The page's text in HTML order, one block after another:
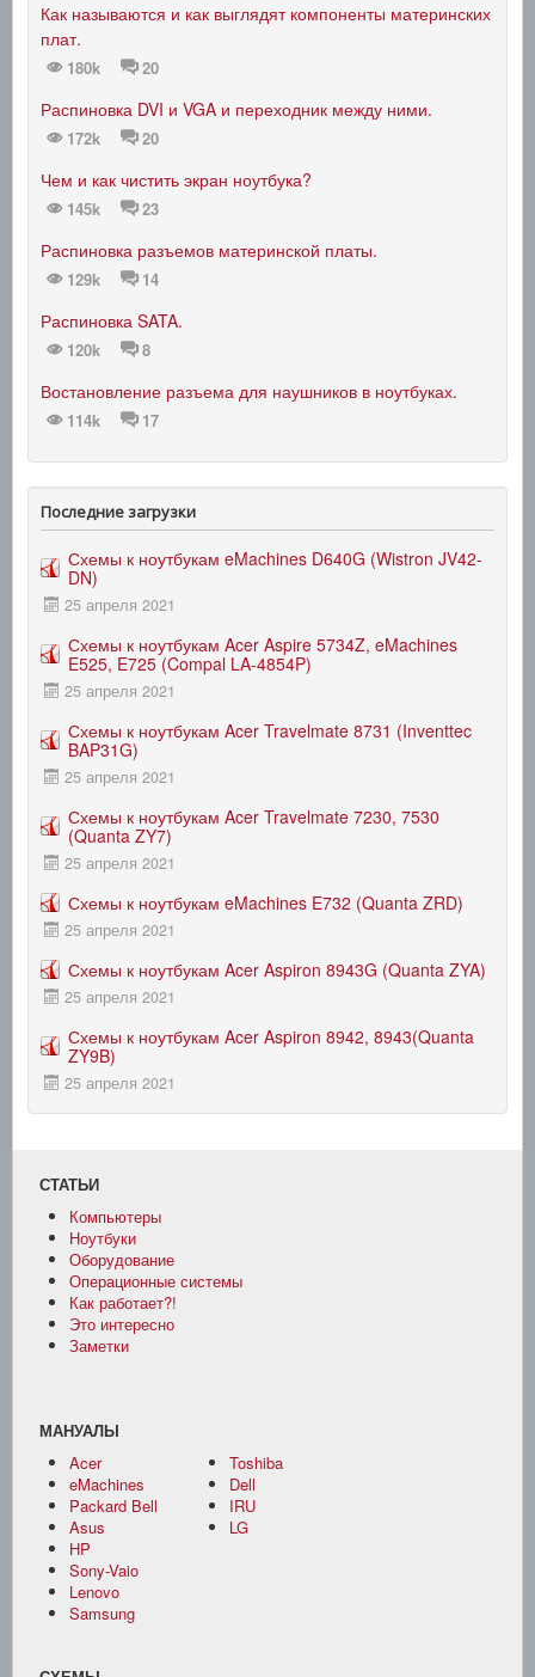
Как называются и как выглядят компоненты материнских
плат.
180k 20
Распиновка DVI и VGA и переходник между ними.
172k 20
Чем и как чистить экран ноутбука?
145k 23
Распиновка разъемов материнской платы.
129k 14
Распиновка SATA.
120k 8
Востановление разъема для наушников в ноутбуках.
114k 17
Последние загрузки
Схемы к ноутбукам eMachines D640G (Wistron JV42-
DN)
25 апреля 2021
Схемы к ноутбукам Acer Aspire 5734Z, eMachines
E525, E725 (Compal LA-4854P)
25 апреля 2021
Схемы к ноутбукам Acer Travelmate 8731 (Inventtec
BAP31G)
25 апреля 2021
Схемы к ноутбукам Acer Travelmate 7230, 7530
(Quanta ZY7)
25 апреля 2021
Схемы к ноутбукам eMachines E732 (Quanta ZRD)
25 апреля 2021
Схемы к ноутбукам Acer Aspiron 8943G (Quanta ZYA)
25 апреля 2021
Схемы к ноутбукам Acer Aspiron 8942, 8943(Quanta
ZY9B)
25 апреля 2021
СТАТЬИ
Компьютеры
Ноутбуки
Оборудование
Операционные системы
Как работает?!
Это интересно
Заметки
МАНУАЛЫ
Acer
eMachines
Packard Bell
Asus
HP
Sony-Vaio
Lenovo
Samsung
Toshiba
Dell
IRU
LG